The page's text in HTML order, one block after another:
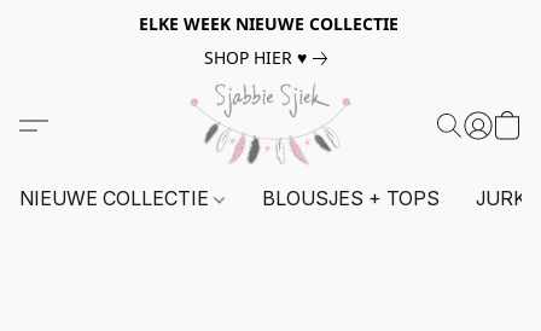
ELKE WEEK NIEUWE COLLECTIE
SHOP HIER ♥
NIEUWE COLLECTIE BLOUSJES + TOPS